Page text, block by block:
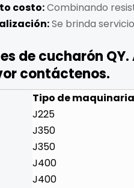
costo:Combinando
Se brinda
de cucharón
contáctenos.
Tipo de maquinaria
J225
J350
J350
J400
J400